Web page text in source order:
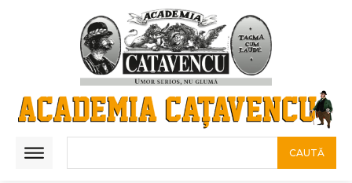
CAUTĂ